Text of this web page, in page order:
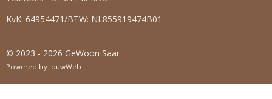
o
k
r
s
g
a
A
p
KvK: 64954471/BTW: NL855919474B01
© 2023 - 2026 GeWoon Saar
Powered by JouwWeb